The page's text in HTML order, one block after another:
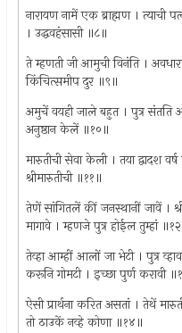
नारायण नामें एक ब्राह्मण । त्याची
। उद्धवहंसासी ॥८॥
ते म्हणती जी आमुची विनंति ।
किंचित्समीप दुर ॥९॥
अमुचें वयही जाले बहुत । पुत्र संतति
अनुष्ठान केलें ॥१०॥
मारुतीची सेवा केली । तया द्वादश
श्रीमारुतीची ॥११॥
तेणें सांगितलें कीं जनस्थानीं जावें ।
मागावे । म्हणजे पुत्र होईल तुम्हां
तेव्हा आम्हीं आलों जा भेटी । पुत्र
करूनि गोमटी । इच्छा पुर्ण करावी
ऐसी प्रार्थना करित असतां । तेथें
तो ठाउकें नव्हे कोणा ॥१४॥